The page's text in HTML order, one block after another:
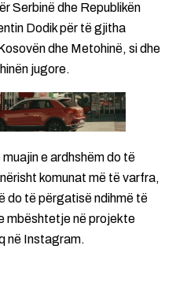
Serbinë dhe Republikën
Dodik për të gjitha
dhe Metohinë, si dhe
jugore.
e ardhshëm do të
komunat më të varfra,
do të përgatisë ndihmë të
mbështetje në projekte
në Instagram.